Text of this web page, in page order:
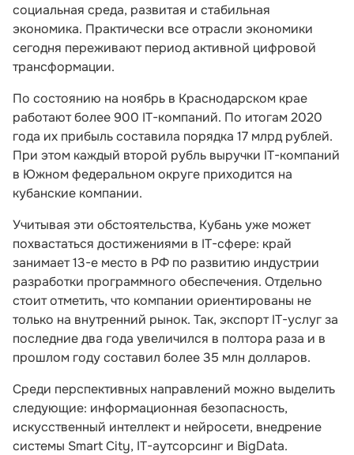
социальная среда, развитая и стабильная
экономика. Практически все отрасли экономики
сегодня переживают период активной цифровой
трансформации.
По состоянию на ноябрь в Краснодарском крае
работают более 900 IT-компаний. По итогам 2020
года их прибыль составила порядка 17 млрд рублей.
При этом каждый второй рубль выручки IT-компаний
в Южном федеральном округе приходится на
кубанские компании.
Учитывая эти обстоятельства, Кубань уже может
похвастаться достижениями в IT-сфере: край
занимает 13-е место в РФ по развитию индустрии
разработки программного обеспечения. Отдельно
стоит отметить, что компании ориентированы не
только на внутренний рынок. Так, экспорт IT-услуг за
последние два года увеличился в полтора раза и в
прошлом году составил более 35 млн долларов.
Среди перспективных направлений можно выделить
следующие: информационная безопасность,
искусственный интеллект и нейросети, внедрение
системы Smart City, IT-аутсорсинг и BigData.